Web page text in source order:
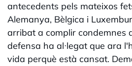
antecedents pels mateixos
Alemanya, Bèlgica i
arribat a complir condemnes
defensa ha al·legat que ara
vida perquè està cansat.